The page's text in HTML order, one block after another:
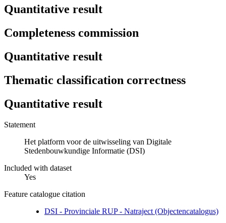
Quantitative result
Completeness commission
Quantitative result
Thematic classification correctness
Quantitative result
Statement
Het platform voor de uitwisseling van Digitale
Stedenbouwkundige Informatie (DSI)
Included with dataset
Yes
Feature catalogue citation
DSI - Provinciale RUP - Natraject (Objectencatalogus)